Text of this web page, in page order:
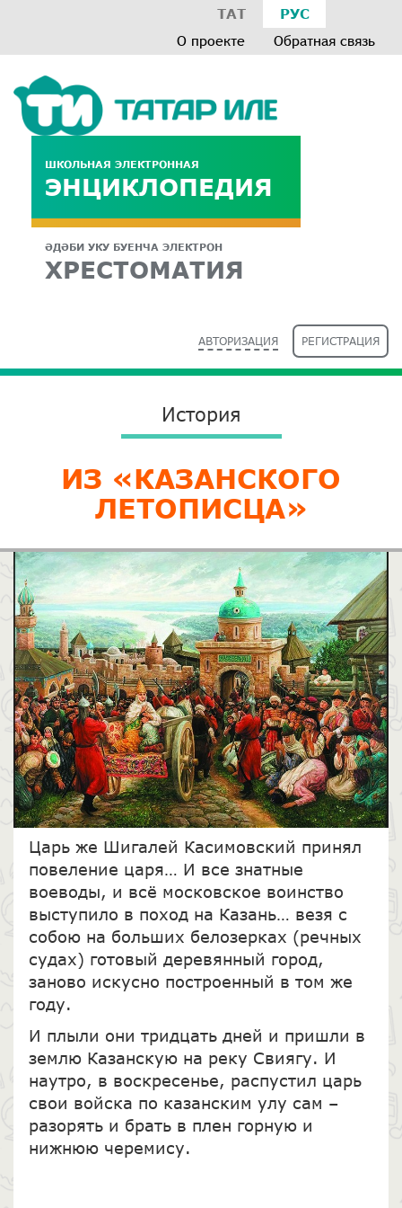
ТАТ РУС
О проекте Обратная связь
ШКОЛЬНАЯ ЭЛЕКТРОННАЯ
ЭНЦИКЛОПЕДИЯ
ӘДӘБИ УКУ БУЕНЧА ЭЛЕКТРОН
ХРЕСТОМАТИЯ
АВТОРИЗАЦИЯ РЕГИСТРАЦИЯ
История
ИЗ «КАЗАНСКОГО
ЛЕТОПИСЦА»
Царь же Шигалей Касимовский принял
повеление царя… И все знатные
воеводы, и всё московское воинство
выступило в поход на Казань… везя с
собою на больших белозерках (речных
судах) готовый деревянный город,
заново искусно построенный в том же
году.
И плыли они тридцать дней и пришли в
землю Казанскую на реку Свиягу. И
наутро, в воскресенье, распустил царь
свои войска по казанским улу сам –
разорять и брать в плен горную и
нижнюю черемису.